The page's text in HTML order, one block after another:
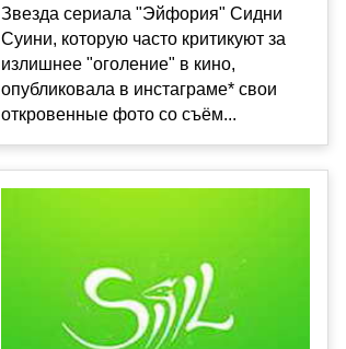
Звезда сериала "Эйфория" Сидни
Суини, которую часто критикуют за
излишнее "оголение" в кино,
опубликовала в инстаграме* свои
откровенные фото со съём...